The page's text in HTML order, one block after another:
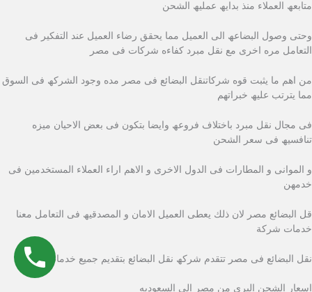
متابعھ العملاء منذ بدایھ عملیھ الشحن
وحتى وصول البضاعھ الى العمیل مما یحقق رضاء العمیل عند التفكیر فى
التعامل مره اخرى مع نقل مبرد كفاءه شركات فى مصر
من اھم ما یثبت قوه شركاتنقل البضائع فى مصر مده وجود الشركھ فى السوق
مما یترتب علیھ خبراتھم
فى مجال نقل مبرد باختلاف فروعھ وایضا بتكون فى بعض الاحیان میزه
تنافسیھ فى سعر الشحن
و الموانى و المطارات فى الدول الاخرى و الاھم اراء العملاء المستخدمین فى
خدمھن
قل البضائع مصر لان ذلك یعطى العمیل الامان و المصدقیھ فى التعامل معنا
خدمات شركة
نقل البضائع فى مصر تتقدم شركھ نقل البضائع بتقدیم جمیع خدمات
اسعار الشحن البرى من مصر الى السعوديه